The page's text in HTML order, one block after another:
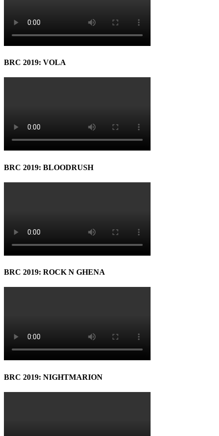
BRC 2019: VOLA
BRC 2019: BLOODRUSH
BRC 2019: ROCK N GHENA
BRC 2019: NIGHTMARION